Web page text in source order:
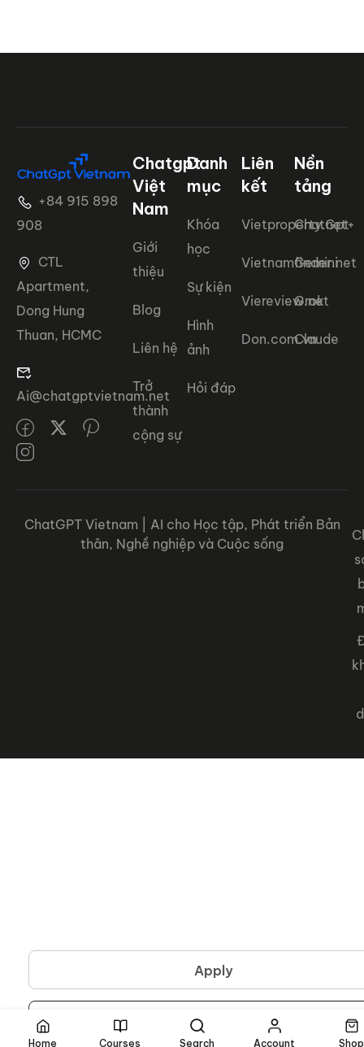
Apply
Reset
+84 915 898
908
CTL
Apartment,
Dong Hung
Thuan, HCMC
Ai@chatgptvietnam.net
Chatgpt
Việt
Nam
Giới
thiệu
Blog
Liên hệ
Trở
thành
cộng sự
Danh
mục
Khóa
học
Sự kiện
Hình
ảnh
Hỏi đáp
Liên
kết
Vietproperty.net+
Vietnamfinder.net
Viereview.net
Don.com.vn
Nền
tảng
ChatGpt
Gemini
Grok
Claude
ChatGPT Vietnam | AI cho Học tập, Phát triển Bản
thân, Nghề nghiệp và Cuộc sống
Home Courses Search Account Shop